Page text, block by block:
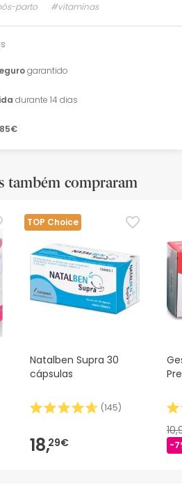
parto #vitaminas
garantido
durante 14 dias
também compraram
TOP Choice
Natalben Supra 30
cápsulas
(145)
18,29€ -